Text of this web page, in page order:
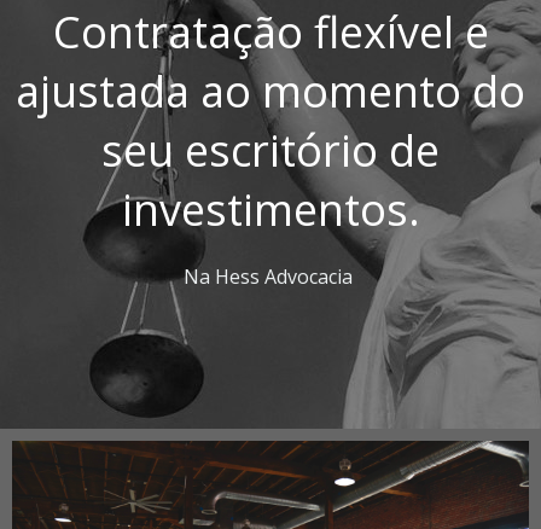
Contratação flexível e
ajustada ao momento do
seu escritório de
investimentos.
Na Hess Advocacia